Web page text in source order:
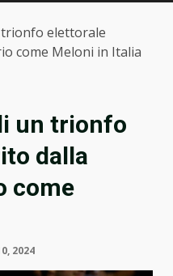
elettorale
come Meloni in Italia
un trionfo
dalla
come
2024